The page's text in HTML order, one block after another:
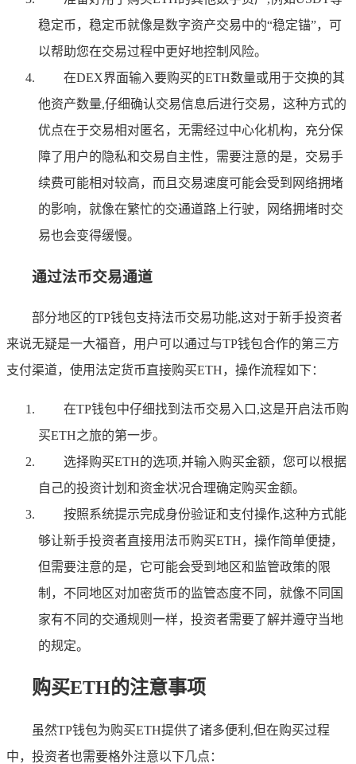
稳定币，稳定币就像是数字资产交易中的“稳定锚”，可
以帮助您在交易过程中更好地控制风险。
在DEX界面输入要购买的ETH数量或用于交换的其
他资产数量,仔细确认交易信息后进行交易，这种方式的
优点在于交易相对匿名，无需经过中心化机构，充分保
障了用户的隐私和交易自主性，需要注意的是，交易手
续费可能相对较高，而且交易速度可能会受到网络拥堵
的影响，就像在繁忙的交通道路上行驶，网络拥堵时交
易也会变得缓慢。
通过法币交易通道
部分地区的TP钱包支持法币交易功能,这对于新手投资者
来说无疑是一大福音，用户可以通过与TP钱包合作的第三方
支付渠道，使用法定货币直接购买ETH，操作流程如下：
在TP钱包中仔细找到法币交易入口,这是开启法币购
买ETH之旅的第一步。
选择购买ETH的选项,并输入购买金额，您可以根据
自己的投资计划和资金状况合理确定购买金额。
按照系统提示完成身份验证和支付操作,这种方式能
够让新手投资者直接用法币购买ETH，操作简单便捷，
但需要注意的是，它可能会受到地区和监管政策的限
制，不同地区对加密货币的监管态度不同，就像不同国
家有不同的交通规则一样，投资者需要了解并遵守当地
的规定。
购买ETH的注意事项
虽然TP钱包为购买ETH提供了诸多便利,但在购买过程
中，投资者也需要格外注意以下几点：